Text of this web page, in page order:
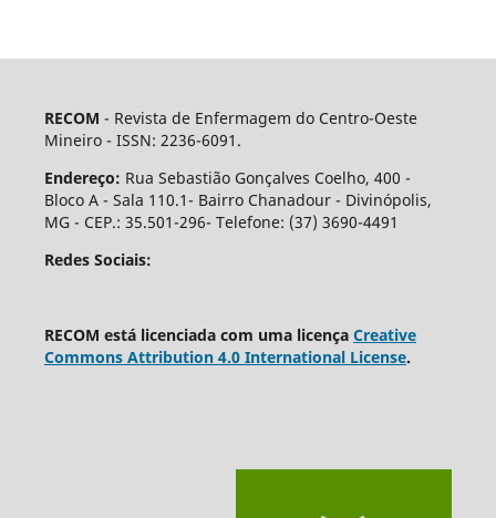
RECOM - Revista de Enfermagem do Centro-Oeste
Mineiro - ISSN: 2236-6091.
Endereço: Rua Sebastião Gonçalves Coelho, 400 -
Bloco A - Sala 110.1- Bairro Chanadour - Divinópolis,
MG - CEP.: 35.501-296- Telefone: (37) 3690-4491
Redes Sociais:
RECOM está licenciada com uma licença Creative
Commons Attribution 4.0 International License.